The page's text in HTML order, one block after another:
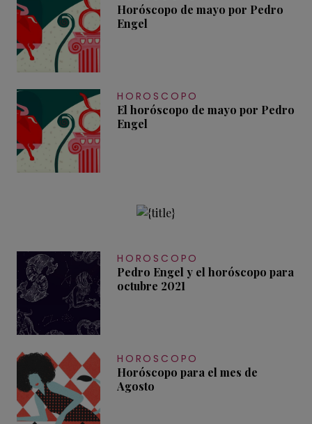
Horóscopo de mayo por Pedro
Engel
HOROSCOPO
El horóscopo de mayo por Pedro
Engel
HOROSCOPO
Pedro Engel y el horóscopo para
octubre 2021
HOROSCOPO
Horóscopo para el mes de
Agosto